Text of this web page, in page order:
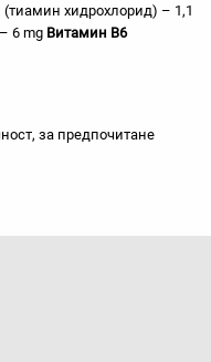
(тиамин хидрохлорид) – 1,1
6 mg Витамин В6
за предпочитане